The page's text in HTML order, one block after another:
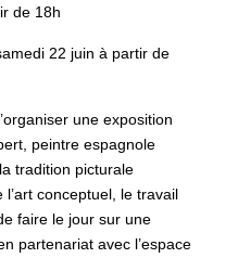
de 18h
22 juin à partir de
une exposition
peintre espagnole
tradition picturale
l’art conceptuel, le travail
faire le jour sur une
partenariat avec l’espace